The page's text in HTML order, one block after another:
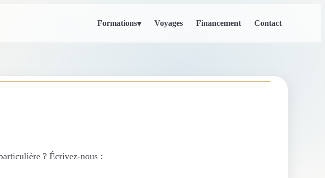
Formations▾ Voyages Financement Contact
? Écrivez-nous :